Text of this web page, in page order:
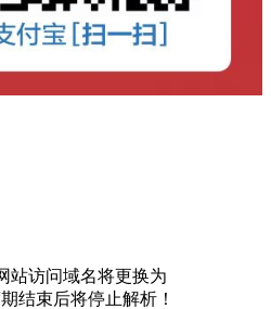
站访问域名将更换为
结束后将停止解析！